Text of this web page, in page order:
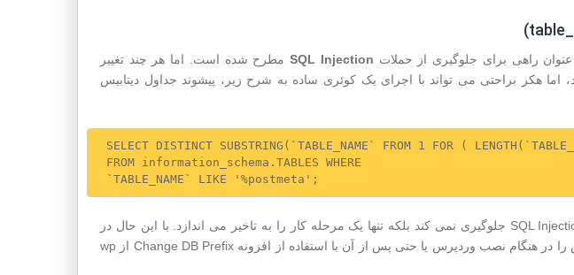
راهی برای جلوگیری از حملات SQL Injectionمطرح شده است. اما هر چند تغییر
هکر براحتی می تواند با اجرای یک کوئری ساده به شرح زیر، پیشوند جداول دیتابیس
SELECT DISTINCT SUBSTRING(`TABLE_NAME` FROM 1 FOR (
FROM information_schema.TABLES WHERE
بنابراین لزوما تغییر پیشوند، از وقوع حمله SQL Injection جلوگیری نمی کند بلکه تنها یک مرحله کار را به تاخیر می اندازد. با این حال در
صورت تمایل می توانید پیشوند جداول دیتابیس را در هنگام نصب وردپرس یا حتی پس از آن با استفاده از افزونه Change DB Prefix از wp